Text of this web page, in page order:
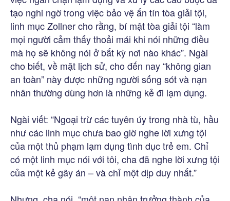
tạo nghi ngờ trong việc bảo vệ ấn tín tòa giải tội,
linh mục Zollner cho rằng, bí mật tòa giải tội “làm
mọi người cảm thấy thoải mái khi nói những điều
mà họ sẽ không nói ở bất kỳ nơi nào khác”. Ngài
cho biết, về mặt lịch sử, cho đến nay “không gian
an toàn” này được những người sống sót và nạn
nhân thường dùng hơn là những kẻ đi lạm dụng.
Ngài viết: “Ngoại trừ các tuyên úy trong nhà tù, hầu
như các linh mục chưa bao giờ nghe lời xưng tội
của một thủ phạm lạm dụng tình dục trẻ em. Chỉ
có một linh mục nói với tôi, cha đã nghe lời xưng tội
của một kẻ gây án – và chỉ một dịp duy nhất.”